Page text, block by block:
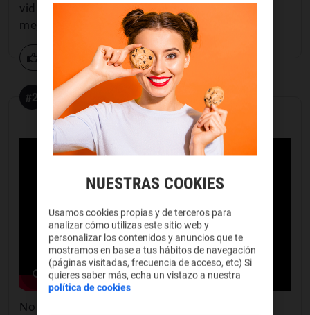
vida. Una auténtica joya que ya está entre las
mejores películas de toda la historia.
#2
Mi vecino Totoro (1988)
No acabó siendo el logo principal de la
NUESTRAS COOKIES
Usamos cookies propias y de terceros para
analizar cómo utilizas este sitio web y
personalizar los contenidos y anuncios que te
mostramos en base a tus hábitos de navegación
(páginas visitadas, frecuencia de acceso, etc) Si
quieres saber más, echa un vistazo a nuestra
política de cookies